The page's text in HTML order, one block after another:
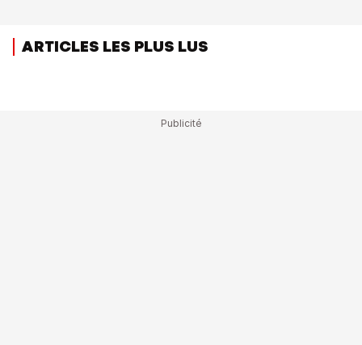
ARTICLES LES PLUS LUS